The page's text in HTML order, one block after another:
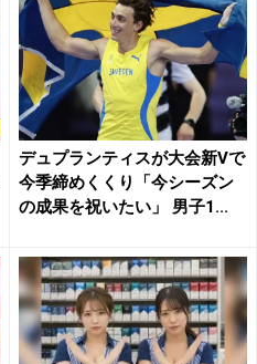
デュプランティスが大会新Vで
今季締めくくり「今シーズン
の成果を祝いたい」 男子1...